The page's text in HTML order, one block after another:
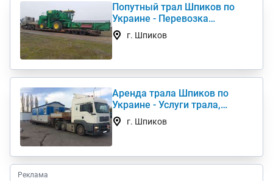
Попутный трал Шпиков по
Украине - Перевозка
негабаритных грузов
г. Шпиков
Аренда трала Шпиков по
Украине - Услуги трала,
низкорамный трал
г. Шпиков
Реклама